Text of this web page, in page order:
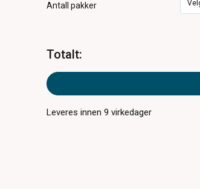
Antall pakker
Totalt:
Leveres innen9 virkedager